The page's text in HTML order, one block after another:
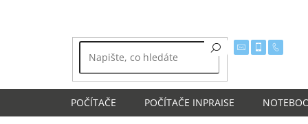
POČÍTAČE POČÍTAČE INPRAISE